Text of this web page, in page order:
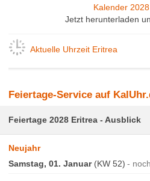
Kalender
Jetzt herunterladen
Aktuelle Uhrzeit Eritrea
Feiertage-Service auf
Feiertage 2028 Eritrea - Ausblick
Neujahr
Samstag, 01. Januar(KW 52)